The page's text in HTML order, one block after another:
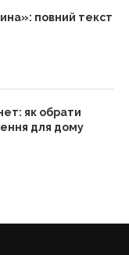
повний текст
як обрати
для дому